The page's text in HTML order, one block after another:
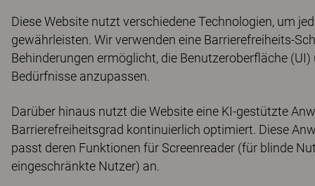
Diese Website nutzt verschiedene Technologien, um
gewährleisten. Wir verwenden eine Barrierefreiheits-
Behinderungen ermöglicht, die Benutzeroberfläche
Bedürfnisse anzupassen.
Darüber hinaus nutzt die Website eine KI-gestützte
Barrierefreiheitsgrad kontinuierlich optimiert. Diese
passt deren Funktionen für Screenreader (für blinde
eingeschränkte Nutzer) an.